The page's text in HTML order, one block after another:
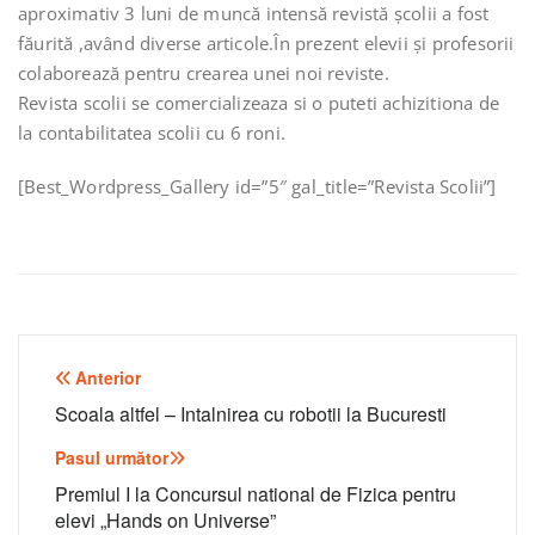
aproximativ 3 luni de muncă intensă revistă școlii a fost
făurită ,având diverse articole.În prezent elevii și profesorii
colaborează pentru crearea unei noi reviste.
Revista scolii se comercializeaza si o puteti achizitiona de
la contabilitatea scolii cu 6 roni.
[Best_Wordpress_Gallery id=”5″ gal_title=”Revista Scolii”]
Navigare
în
articole
Anterior
Scoala altfel – Intalnirea cu robotii la Bucuresti
Pasul următor
Premiul I la Concursul national de Fizica pentru
elevi „Hands on Universe”